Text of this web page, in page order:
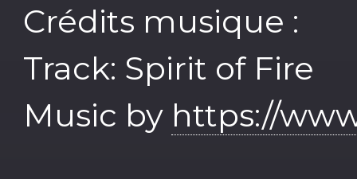
Crédits musique :
Track: Spirit of Fire
Music by https://